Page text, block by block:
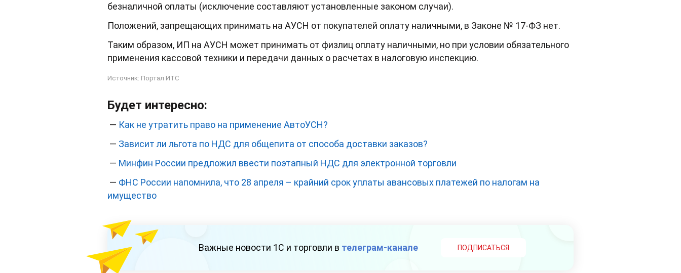
безналичной оплаты (исключение составляют установленные законом случаи).
Положений, запрещающих принимать на АУСН от покупателей оплату наличными, в Законе № 17-ФЗ нет.
Таким образом, ИП на АУСН может принимать от физлиц оплату наличными, но при условии обязательного
применения кассовой техники и передачи данных о расчетах в налоговую инспекцию.
Источник: Портал ИТС
Будет интересно:
— Как не утратить право на применение АвтоУСН?
— Зависит ли льгота по НДС для общепита от способа доставки заказов?
— Минфин России предложил ввести поэтапный НДС для электронной торговли
— ФНС России напомнила, что 28 апреля – крайний срок уплаты авансовых платежей по налогам на
имущество
Важные новости 1С и торговли в телеграм-канале ПОДПИСАТЬСЯ